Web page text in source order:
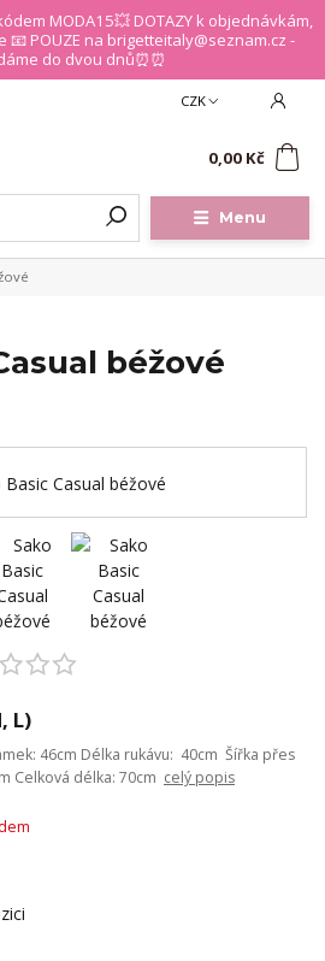
MODA15💥 DOTAZY k objednávkám,
POUZE na brigetteitaly@seznam.cz -
do dvou dnů⏰⏰
Menu
CZK
0,00 Kč
béžové
L)
46cm Délka rukávu: 40cm Šířka přes
Celková délka: 70cm celý popis